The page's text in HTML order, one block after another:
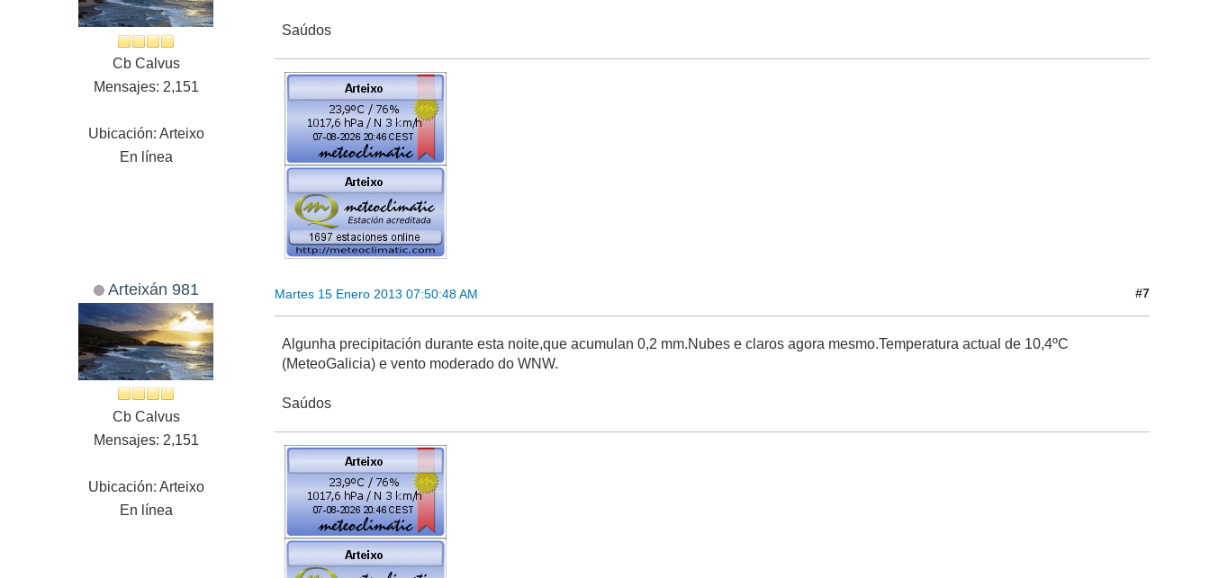
Cb Calvus
Mensajes: 2,151
Ubicación: Arteixo
En línea
Saúdos
Arteixán 981
Cb Calvus
Mensajes: 2,151
Ubicación: Arteixo
En línea
Martes 15 Enero 2013 07:50:48 AM #7
Algunha precipitación durante esta noite,que acumulan 0,2 mm.Nubes e claros agora mesmo.Temperatura actual de 10,4ºC
(MeteoGalicia) e vento moderado do WNW.
Saúdos